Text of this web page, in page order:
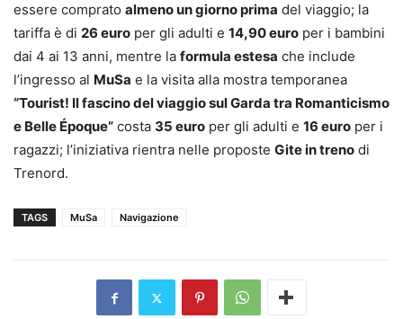
essere comprato almeno un giorno prima del viaggio; la
tariffa è di 26 euro per gli adulti e 14,90 euro per i bambini
dai 4 ai 13 anni, mentre la formula estesa che include
l’ingresso al MuSa e la visita alla mostra temporanea
“Tourist! Il fascino del viaggio sul Garda tra Romanticismo
e Belle Époque” costa 35 euro per gli adulti e 16 euro per i
ragazzi; l’iniziativa rientra nelle proposte Gite in treno di
Trenord.
TAGS MuSa Navigazione